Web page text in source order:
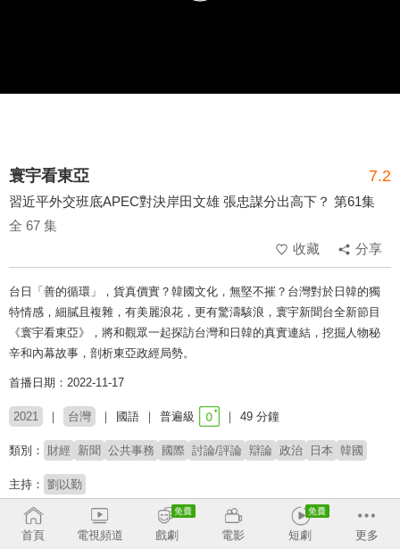
寰宇看東亞 7.2
習近平外交班底APEC對決岸田文雄 張忠謀分出高下？ 第61集
全 67 集
收藏
分享
台日「善的循環」，貨真價實？韓國文化，無堅不摧？台灣對於日韓的獨
特情感，細膩且複雜，有美麗浪花，更有驚濤駭浪，寰宇新聞台全新節目
《寰宇看東亞》，將和觀眾一起探訪台灣和日韓的真實連結，挖掘人物秘
辛和內幕故事，剖析東亞政經局勢。
首播日期：2022-11-17
2021 台灣 國語 普遍級 49 分鐘
類別： 財經 新聞 公共事務 國際 討論/評論 辯論 政治 日本 韓國
主持： 劉以勤
首頁 電視頻道 戲劇 電影 短劇 更多